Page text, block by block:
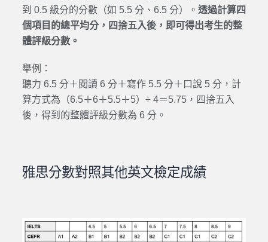
到 0.5 級分的分數（如 5.5 分、6.5 分）。 透過計算四
個項目的總平均分，四捨五入後，即可得出考生的整
體評級分數。
舉例：
聽力 6.5 分＋閱讀 6 分＋寫作 5.5 分＋口說 5 分，計
算方式為（6.5＋6＋5.5＋5）÷ 4＝5.75，四捨五入
後，得到的整體評級分數為 6 分。
雅思分數對照其他英文檢定成績